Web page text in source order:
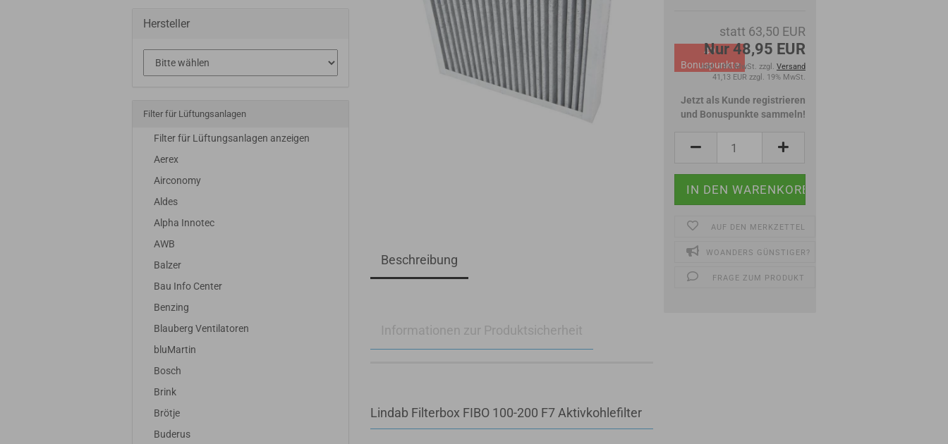
statt 63,50 EUR
Nur 48,95 EUR
inkl. 19% MwSt. zzgl. Versand
41,13 EUR zzgl. 19% MwSt.
49
Bonuspunkte
Jetzt als Kunde registrieren
und Bonuspunkte sammeln!
AUF DEN MERKZETTEL
WOANDERS GÜNSTIGER?
FRAGE ZUM PRODUKT
Beschreibung
Informationen zur Produktsicherheit
Lindab Filterbox FIBO 100-200 F7 Aktivkohlefilter
Hersteller
Filter für Lüftungsanlagen
Filter für Lüftungsanlagen anzeigen
Aerex
Airconomy
Aldes
Alpha Innotec
AWB
Balzer
Bau Info Center
Benzing
Blauberg Ventilatoren
bluMartin
Bosch
Brink
Brötje
Buderus